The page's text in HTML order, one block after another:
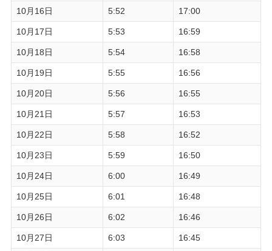
10月16日 5:52 17:00
10月17日 5:53 16:59
10月18日 5:54 16:58
10月19日 5:55 16:56
10月20日 5:56 16:55
10月21日 5:57 16:53
10月22日 5:58 16:52
10月23日 5:59 16:50
10月24日 6:00 16:49
10月25日 6:01 16:48
10月26日 6:02 16:46
10月27日 6:03 16:45